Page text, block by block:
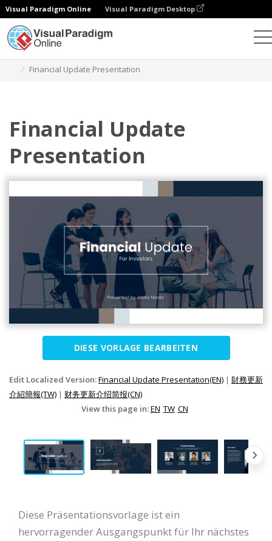
Visual Paradigm Online Visual Paradigm Desktop
Financial Update Presentation
Financial Update
Presentation
DIESE VORLAGE BEARBEITEN
Edit Localized Version:Financial Update Presentation(EN) | 財務更新
介紹簡報(TW) | 财务更新介绍简报(CN)
View this page in:EN TW CN
Diese Präsentationsvorlage ist ein
hervorragender Ausgangspunkt für Ihr nächstes